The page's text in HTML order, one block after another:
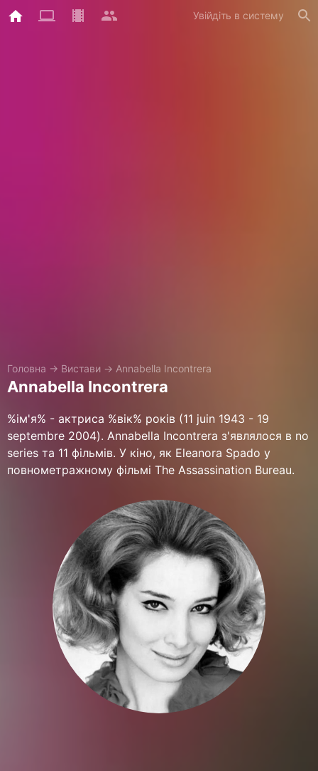
Увійдіть в систему
Головна → Вистави → Annabella Incontrera
Annabella Incontrera
%ім'я% - актриса %вік% років (11 juin 1943 - 19
septembre 2004). Annabella Incontrera з'являлося в no
series та 11 фільмів. У кіно, як Eleanora Spado у
повнометражному фільмі The Assassination Bureau.